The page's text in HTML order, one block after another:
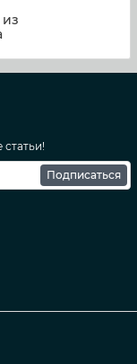
Подписаться